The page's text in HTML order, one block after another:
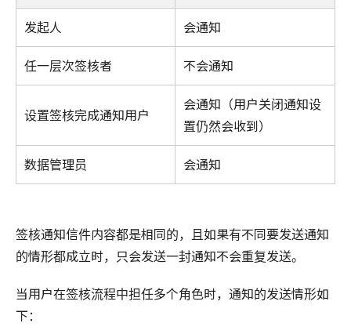
发起人 会通知
任一层次签核者 不会通知
设置签核完成通知用户
会通知（用户关闭通知设
置仍然会收到）
数据管理员 会通知
签核通知信件内容都是相同的，且如果有不同要发送通知
的情形都成立时，只会发送一封通知不会重复发送。
当用户在签核流程中担任多个角色时，通知的发送情形如
下：